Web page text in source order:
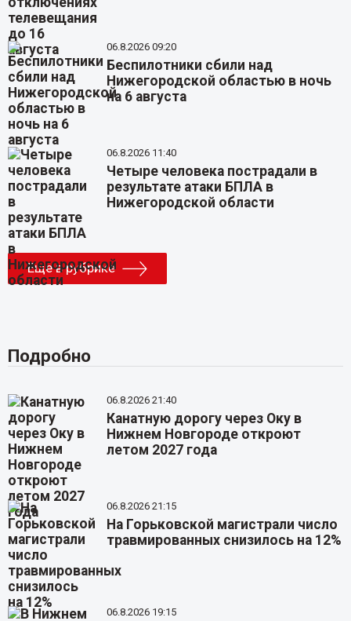
06.8.2026 09:20
Беспилотники сбили над
Нижегородской областью в ночь
на 6 августа
06.8.2026 11:40
Четыре человека пострадали в
результате атаки БПЛА в
Нижегородской области
Еще в рубрике
Подробно
06.8.2026 21:40
Канатную дорогу через Оку в
Нижнем Новгороде откроют
летом 2027 года
06.8.2026 21:15
На Горьковской магистрали число
травмированных снизилось на 12%
06.8.2026 19:15